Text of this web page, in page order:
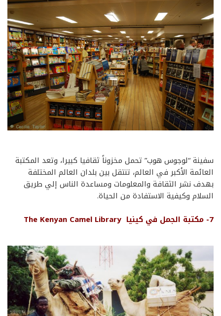
سفينة “لوجوس هوب” تحمل مخزوناً ثقافيا كبيرا، وتعد المكتبة
العائمة الأكبر في العالم، تنتقل بين بلدان العالم المختلفة
بهدف نشر الثقافة والمعلومات ومساعدة الناس إلي طريق
السلام وكيفية الاستفادة من الحياة.
7- مكتبة الجمل في كينيا The Kenyan Camel Library